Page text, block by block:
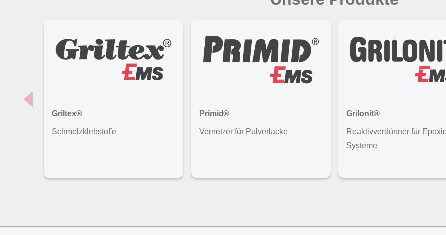
Griltex®
Schmelzklebstoffe
Primid®
Vernetzer für Pulverlacke
Grilonit®
Reaktivverdünner für
Systeme